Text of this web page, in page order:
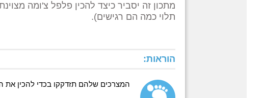
מתכון זה יסביר כיצד להכין פלפל צ'ומה
תלוי כמה הם רגישים).
הוראות:
המצרכים שלהם תזדקקו בכדי להכין את